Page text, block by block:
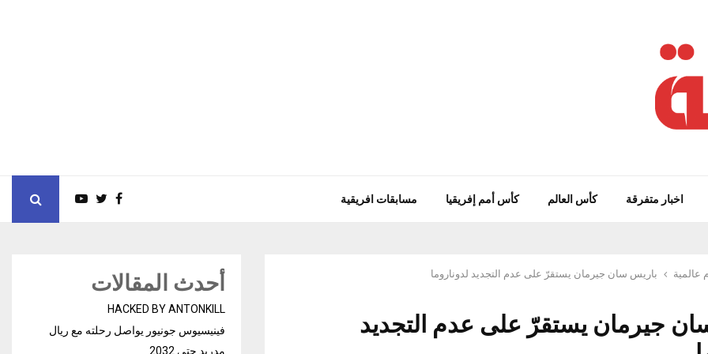
اخبار متفرقة كأس العالم كأس أمم إفريقيا مسابقات افريقية
عالمية باريس سان جيرمان يستقرّ على عدم التجديد لدوناروما
جيرمان يستقرّ على عدم التجديد
أحدث المقالات
HACKED BY ANTONKILL
فينيسيوس جونيور يواصل رحلته مع ريال
مدريد حتى 2032